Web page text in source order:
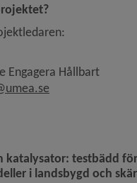
Engagera Hållbart
katalysator: testbädd
i landsbygd och